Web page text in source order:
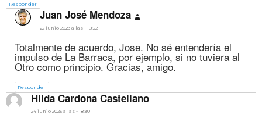
Responder
Juan José Mendoza
22 junio 2023 a las - 18:22
Totalmente de acuerdo, Jose. No sé entendería el
impulso de La Barraca, por ejemplo, si no tuviera al
Otro como principio. Gracias, amigo.
Responder
Hilda Cardona Castellanodice:
24 junio 2023 a las - 18:30